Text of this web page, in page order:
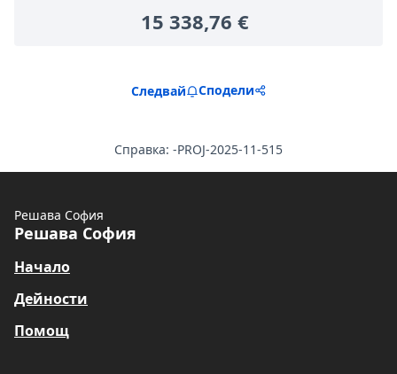
15 338,76 €
Следвай Сподели
Справка: -PROJ-2025-11-515
Решава София
Решава София
Начало
Дейности
Помощ